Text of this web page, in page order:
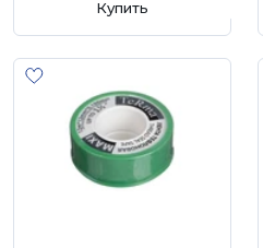
Купить